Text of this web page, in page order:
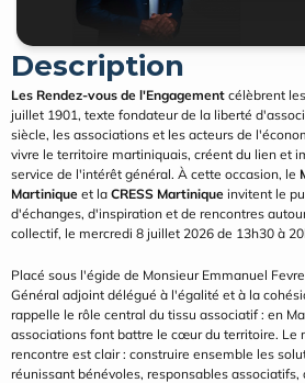
Description
Les Rendez-vous de l'Engagement célèbrent
juillet 1901, texte fondateur de la liberté
siècle, les associations et les acteurs de
vivre le territoire martiniquais, créent du lien et
service de l'intérêt général. À cette occasion, le
Martinique et la CRESS Martinique invitent le
d'échanges, d'inspiration et de rencontres
collectif, le mercredi 8 juillet 2026 de 13h30 à
Placé sous l'égide de Monsieur Emmanuel
Général adjoint délégué à l'égalité et à la
rappelle le rôle central du tissu associatif : en
associations font battre le cœur du territoire. Le
rencontre est clair : construire ensemble les
réunissant bénévoles, responsables associatifs,